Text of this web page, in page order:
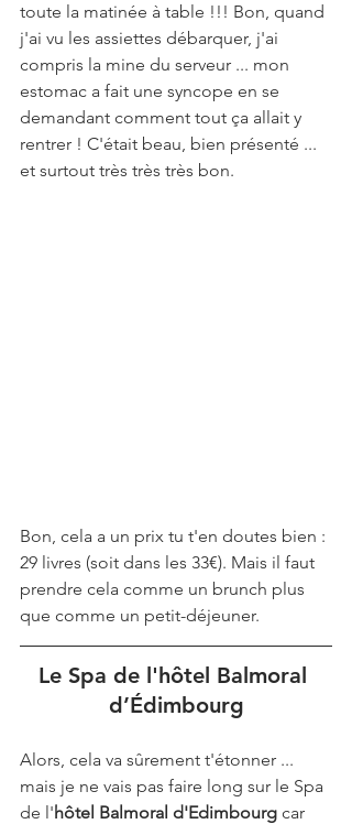
toute la matinée à table !!! Bon, quand
j'ai vu les assiettes débarquer, j'ai
compris la mine du serveur ... mon
estomac a fait une syncope en se
demandant comment tout ça allait y
rentrer ! C'était beau, bien présenté ...
et surtout très très très bon.
Bon, cela a un prix tu t'en doutes bien :
29 livres (soit dans les 33€). Mais il faut
prendre cela comme un brunch plus
que comme un petit-déjeuner.
Le Spa de l'hôtel Balmoral
d’Édimbourg
Alors, cela va sûrement t'étonner ...
mais je ne vais pas faire long sur le Spa
de l'hôtel Balmoral d'Edimbourg car